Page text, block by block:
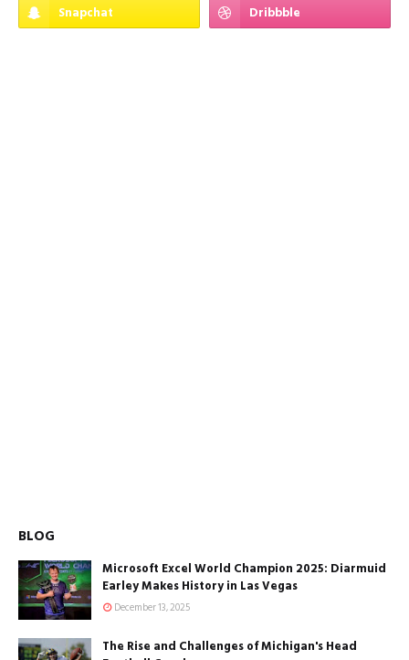
BLOG
Microsoft Excel World Champion 2025: Diarmuid
Earley Makes History in Las Vegas
December 13, 2025
The Rise and Challenges of Michigan's Head